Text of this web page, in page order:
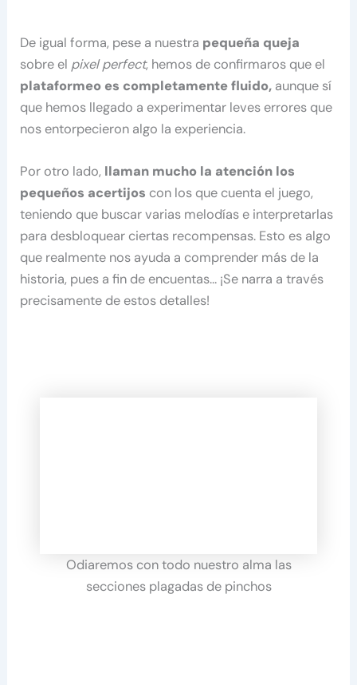
De igual forma, pese a nuestra pequeña queja
sobre el pixel perfect, hemos de confirmaros que el
plataformeo es completamente fluido, aunque sí
que hemos llegado a experimentar leves errores que
nos entorpecieron algo la experiencia.
Por otro lado, llaman mucho la atención los
pequeños acertijos con los que cuenta el juego,
teniendo que buscar varias melodías e interpretarlas
para desbloquear ciertas recompensas. Esto es algo
que realmente nos ayuda a comprender más de la
historia, pues a fin de encuentas… ¡Se narra a través
precisamente de estos detalles!
Odiaremos con todo nuestro alma las
secciones plagadas de pinchos